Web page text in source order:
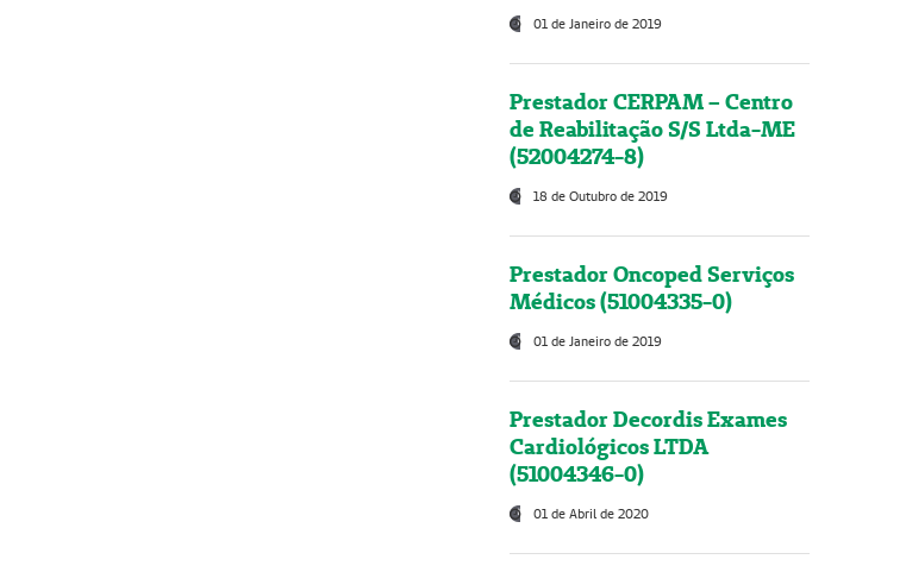
01 de Janeiro de 2019
Prestador CERPAM – Centro
de Reabilitação S/S Ltda-ME
(52004274-8)
18 de Outubro de 2019
Prestador Oncoped Serviços
Médicos (51004335-0)
01 de Janeiro de 2019
Prestador Decordis Exames
Cardiológicos LTDA
(51004346-0)
01 de Abril de 2020